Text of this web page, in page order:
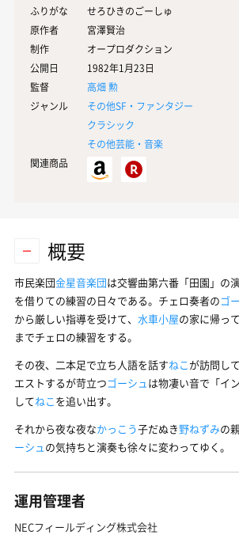
ふりがな
せろひきのごーしゅ
原作者
宮澤賢治
制作
オープロダクション
公開日
1982年1月23日
監督
高畑 勲
ジャンル
その他SF・ファンタジー
クラシック
その他芸能・音楽
関連商品
概要
市民楽団金星音楽団は交響曲第六番「田園」の
を借りての練習の日々である。チェロ奏者のゴ
から厳しい指導を受けて、 水車小屋の家に帰っ
までチェロの練習をする。
その夜、二本足で立ち人語を話すねこが訪問し
エストするが苛立つゴーシュは物凄い音で「イ
してねこを追い出す。
それから夜な夜なかっこう子だぬき野ねずみの
ーシュの気持ちと演奏も徐々に変わってゆく。
運用管理者
NECフィールディング株式会社